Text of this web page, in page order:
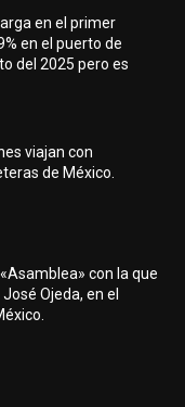
en el primer
en el puerto de
del 2025 pero es
viajan con
de México.
con la que
Ojeda, en el